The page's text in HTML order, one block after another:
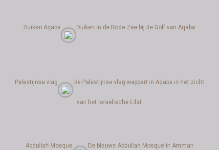
Duiken Aqaba Duiken in de Rode Zee bij de Golf van Aqaba
Palestijnse vlag De Palestijnse vlag wappert in Aqaba in het zicht
van het Israelische Eilat
Abdullah Mosque De blauwe Abdullah Mosque in Amman